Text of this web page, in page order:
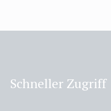
Schneller Zugriff